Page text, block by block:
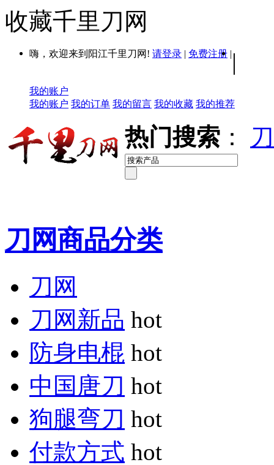
收藏千里刀网
嗨，欢迎来到阳江千里刀网! 请登录 | 免费注册 | |
我的账户
我的账户 我的订单 我的留言 我的收藏 我的推荐
热门搜索 ：
刀网商品分类
刀网
刀网新品 hot
防身电棍 hot
中国唐刀 hot
狗腿弯刀 hot
付款方式 hot